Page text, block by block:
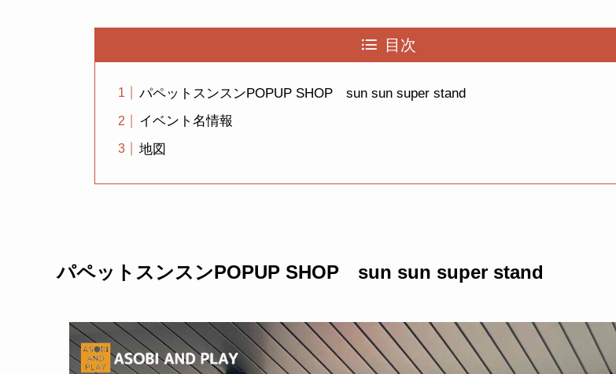
目次
パペットスンスンPOPUP SHOP sun sun super stand
イベント名情報
地図
パペットスンスンPOPUP SHOP sun sun super stand